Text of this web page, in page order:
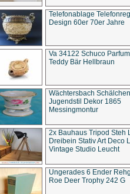
Telefonablage
Design 60er 70er Jahre
Va 34122 Schuco
Teddy Bär Hellbraun
Wächtersbach Schälchen
Jugendstil Dekor 1865
Messingmontur
2x Bauhaus Tripod Steh
Dreibein Stativ Art Deco
Vintage Studio Leucht
Ungerades 6 Ender
Roe Deer Trophy 242 G